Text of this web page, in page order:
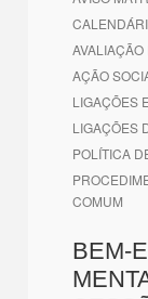
AÇÃO
LIGAÇÕES
LIGAÇÕES
POLÍTICA
COMUM
BEM-